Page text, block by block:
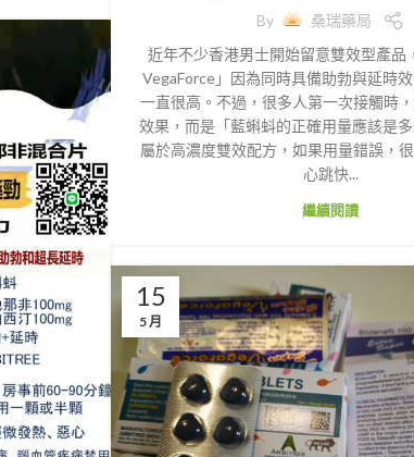
By
桑瑞藥局
近年不少香港男士開始留意雙效型產品
VegaForce」因為同時具備助勃與延時
一直很高。不過，很多人第一次接觸時
效果，而是「藍蝌蚪的正確用量應該是
屬於高濃度雙效配方，如果用量錯誤，
心跳快...
繼續閱讀
15
5 月